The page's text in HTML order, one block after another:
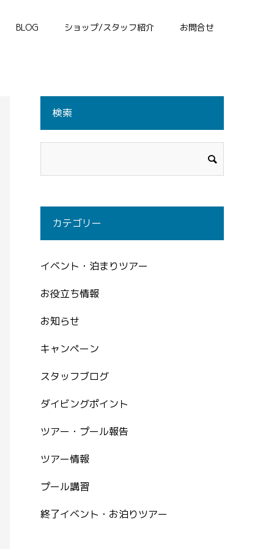
BLOG ショップ/スタッフ紹介 お問合せ
検索
カテゴリー
イベント・泊まりツアー
お役立ち情報
お知らせ
キャンペーン
スタッフブログ
ダイビングポイント
ツアー・プール報告
ツアー情報
プール講習
終了イベント・お泊りツアー